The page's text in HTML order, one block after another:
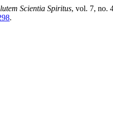
Scientia Spiritus, vol. 7, no.
.